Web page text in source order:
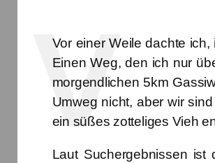
Vor einer Weile dachte
Einen Weg, den ich nur
morgendlichen 5km
Umweg nicht, aber wir
ein süßes zotteliges Vieh
Laut Suchergebnissen ist